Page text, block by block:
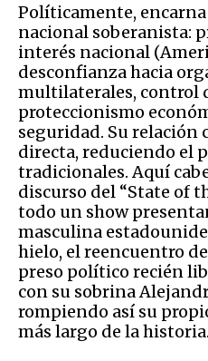
Políticamente,
nacional soberanista:
interés nacional
desconfianza hacia
multilaterales, control
proteccionismo
seguridad. Su relación
directa, reduciendo el
tradicionales. Aquí
discurso del “State of
todo un show
masculina
hielo, el reencuentro
preso político recién
con su sobrina
rompiendo así su
más largo de la historia.